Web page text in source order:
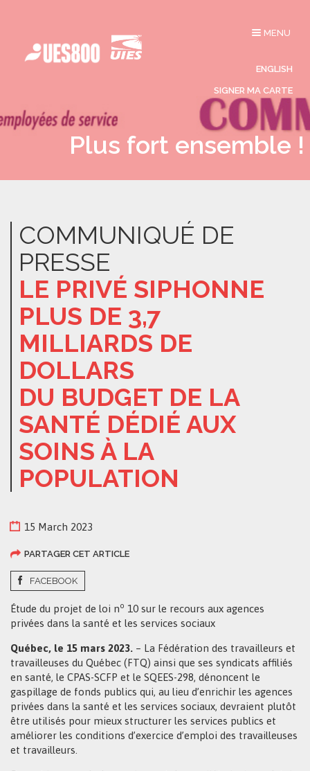
Affichage
MENU
ENGLISH
SIGNER MA CARTE
Plus fort ensemble !
COMMUNIQUÉ DE
PRESSE
LE PRIVÉ SIPHONNE
PLUS DE 3,7
MILLIARDS DE
DOLLARS
DU BUDGET DE LA
SANTÉ DÉDIÉ AUX
SOINS À LA
POPULATION
15 March 2023
PARTAGER CET ARTICLE
FACEBOOK
Étude du projet de loi no 10 sur le recours aux agences
privées dans la santé et les services sociaux
Québec, le 15 mars 2023. – La Fédération des travailleurs et
travailleuses du Québec (FTQ) ainsi que ses syndicats affiliés
en santé, le CPAS-SCFP et le SQEES-298, dénoncent le
gaspillage de fonds publics qui, au lieu d’enrichir les agences
privées dans la santé et les services sociaux, devraient plutôt
être utilisés pour mieux structurer les services publics et
améliorer les conditions d’exercice d’emploi des travailleuses
et travailleurs.